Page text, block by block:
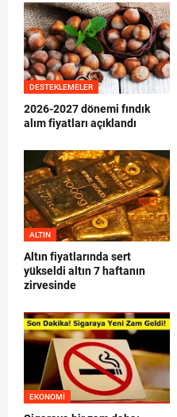
DESTEKLEMELER
2026-2027 dönemi fındık
alım fiyatları açıklandı
ALTIN
Altın fiyatlarında sert
yükseldi altın 7 haftanın
zirvesinde
EKONOMI